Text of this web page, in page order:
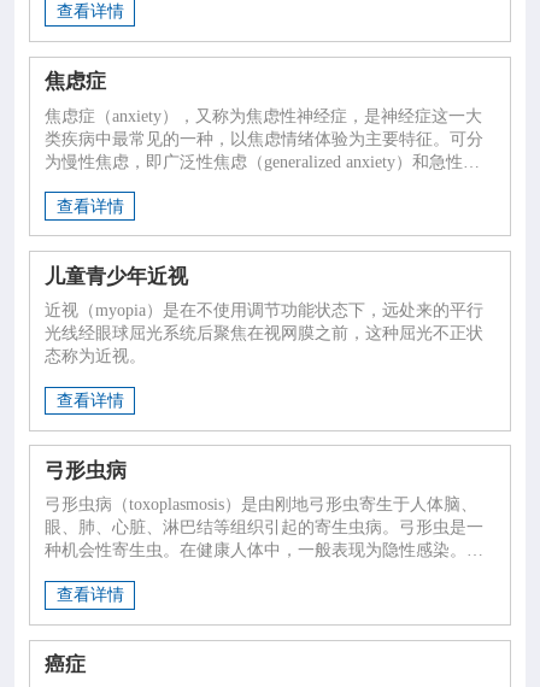
卵形疟原虫和诺氏疟原虫。
查看详情
焦虑症
焦虑症（anxiety），又称为焦虑性神经症，是神经症这一大
类疾病中最常见的一种，以焦虑情绪体验为主要特征。可分
为慢性焦虑，即广泛性焦虑（generalized anxiety）和急性焦
明确客观对象的紧张担心，坐立不安，还有植物神经功能失
意区分正常的焦虑情绪，如焦虑严重程度与客观事实或处境
明显不符，或持续时间过长，则可能为病理性的焦虑。
查看详情
儿童青少年近视
近视（myopia）是在不使用调节功能状态下，远处来的平行
光线经眼球屈光系统后聚焦在视网膜之前，这种屈光不正状
态称为近视。
查看详情
弓形虫病
弓形虫病（toxoplasmosis）是由刚地弓形虫寄生于人体脑、
眼、肺、心脏、淋巴结等组织引起的寄生虫病。弓形虫是一
种机会性寄生虫。在健康人体中，一般表现为隐性感染。但
致病作用，甚至造成死亡。
查看详情
癌症